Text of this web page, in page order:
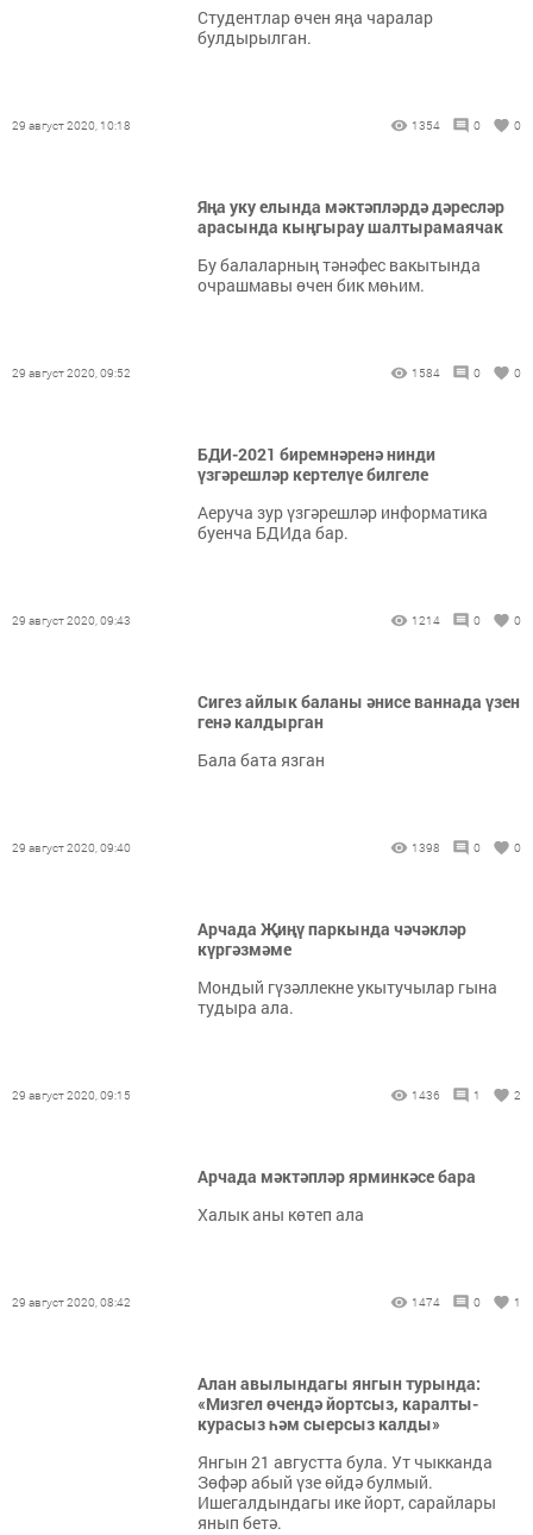
Студентлар өчен яңа чаралар
булдырылган.
29 август 2020, 10:18 1354 0 0
Яңа уку елында мәктәпләрдә дәресләр
арасында кыңгырау шалтырамаячак
Бу балаларның тәнәфес вакытында
очрашмавы өчен бик мөһим.
29 август 2020, 09:52 1584 0 0
БДИ-2021 биремнәренә нинди
үзгәрешләр кертелүе билгеле
Аеруча зур үзгәрешләр информатика
буенча БДИда бар.
29 август 2020, 09:43 1214 0 0
Сигез айлык баланы әнисе ваннада үзен
генә калдырган
Бала бата язган
29 август 2020, 09:40 1398 0 0
Арчада Җиңү паркында чәчәкләр
күргәзмәме
Мондый гүзәллекне укытучылар гына
тудыра ала.
29 август 2020, 09:15 1436 1 2
Арчада мәктәпләр ярминкәсе бара
Халык аны көтеп ала
29 август 2020, 08:42 1474 0 1
Алан авылындагы янгын турында:
«Мизгел өчендә йортсыз, каралты-
курасыз һәм сыерсыз калды»
Янгын 21 августта була. Ут чыкканда
Зөфәр абый үзе өйдә булмый.
Ишегалдындагы ике йорт, сарайлары
янып бетә.